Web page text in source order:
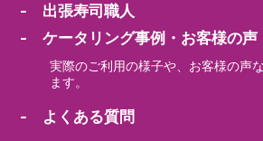
- 出張寿司職人
- ケータリング事例・お客様の声
実際のご利用の様子や、お客様の声
ます。
- よくある質問